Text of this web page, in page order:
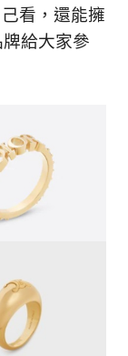
看，還能擁
給大家參